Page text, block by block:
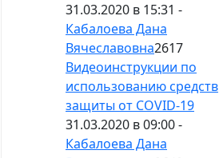
31.03.2020 в 15:31 -
Кабалоева Дана
Вячеславовна2617
Видеоинструкции по
использованию средств
защиты от COVID-19
31.03.2020 в 09:00 -
Кабалоева Дана